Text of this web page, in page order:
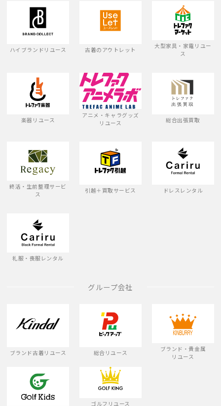
ハイブランドリユース 古着のアウトレット
大型家具・家電リユー
ス
楽器リユース
アニメ・キャラグッズ
リユース
総合出張買取
終活・生前整理サービ
ス
引越＋買取サービス ドレスレンタル
礼服・喪服レンタル
グループ会社
ブランド古着リユース 総合リユース
ブランド・貴金属
リユース
ゴルフリユース